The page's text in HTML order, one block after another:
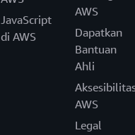
JavaScript
di AWS
AWS
Dapatkan
Bantuan
Ahli
AWS
Legal